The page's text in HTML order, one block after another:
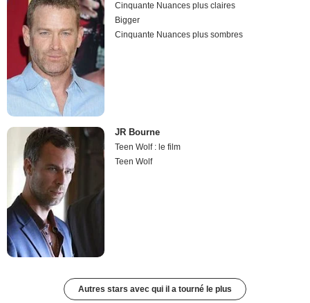
Cinquante Nuances plus claires
Bigger
Cinquante Nuances plus sombres
JR Bourne
Teen Wolf : le film
Teen Wolf
Autres stars avec qui il a tourné le plus